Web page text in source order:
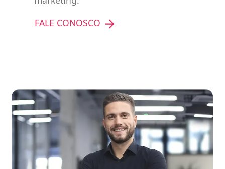
FALE CONOSCO